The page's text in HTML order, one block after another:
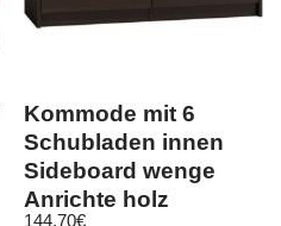
Kommode mit 6
Schubladen innen
Sideboard wenge
Anrichte holz
144,70€